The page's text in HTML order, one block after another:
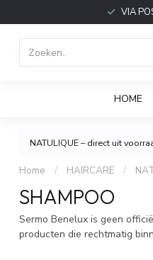
VIA
HOME
NATULIQUE – direct uit
Home / HAIRCARE /
SHAMPOO
Sermo Benelux is geen
producten die rechtmatig